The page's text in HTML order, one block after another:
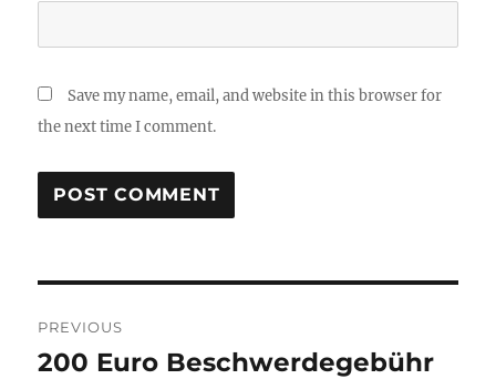
Save my name, email, and website in this browser for
the next time I comment.
navigation
PREVIOUS
Previous
200 Euro Beschwerdegebühr